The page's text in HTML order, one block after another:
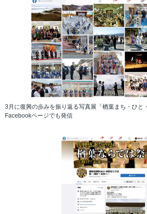
3月に復興の歩みを振り返る写真展「楢葉まち・ひと
Facebookページでも発信